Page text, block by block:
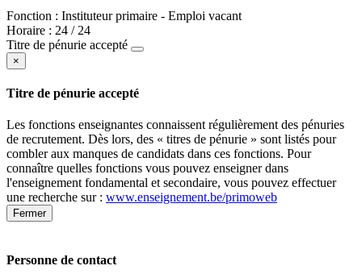
Fonction : Instituteur primaire - Emploi vacant
Horaire : 24 / 24
Titre de pénurie accepté
×
Titre de pénurie accepté
Les fonctions enseignantes connaissent régulièrement des pénuries
de recrutement. Dès lors, des « titres de pénurie » sont listés pour
combler aux manques de candidats dans ces fonctions. Pour
connaître quelles fonctions vous pouvez enseigner dans
l'enseignement fondamental et secondaire, vous pouvez effectuer
une recherche sur : www.enseignement.be/primoweb
Fermer
Personne de contact